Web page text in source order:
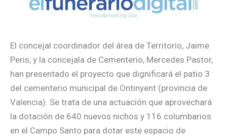
El concejal coordinador del área de Territorio, Jaime
Peris, y la concejala de Cementerio, Mercedes Pastor,
han presentado el proyecto que dignificará el patio 3
del cementerio municipal de Ontinyent (provincia de
Valencia). Se trata de una actuación que aprovechará
la dotación de 640 nuevos nichos y 116 columbarios
en el Campo Santo para dotar este espacio de